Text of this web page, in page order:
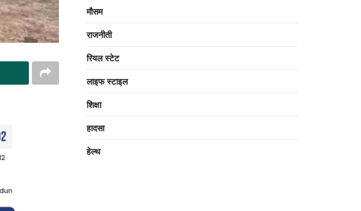
मौसम
राजनीती
रियल स्टेट
लाइफ स्टाइल
शिक्षा
हादसा
हेल्थ